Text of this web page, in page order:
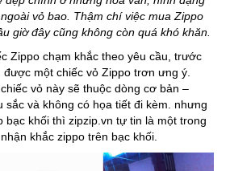
vỏ bao. Thậm chí việc mua Zippo
giờ đây cũng không còn quá khó khăn.
Zippo chạm khắc theo yêu cầu, trước
được một chiếc vỏ Zippo trơn ưng ý.
vỏ này sẽ thuộc dòng cơ bản –
sắc và không có họa tiết đi kèm. nhưng
bạc khối thì zipzip.vn tự tin là một trong
khắc zippo trên bạc khối.